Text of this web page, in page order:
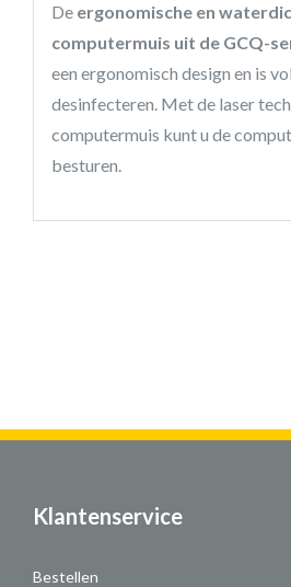
De ergonomische en
computermuis uit de GCQ-
een ergonomisch design en is
desinfecteren. Met de laser
computermuis kunt u de
besturen.
Klantenservice
Bestellen